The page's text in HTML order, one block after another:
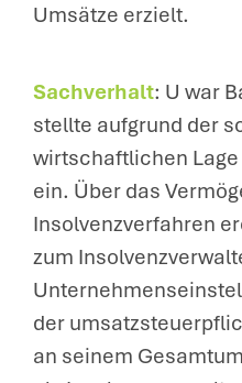
Umsätze erzielt.
Sachverhalt: U war
stellte aufgrund der
wirtschaftlichen
ein. Über das
Insolvenzverfahren
zum
der
an seinem